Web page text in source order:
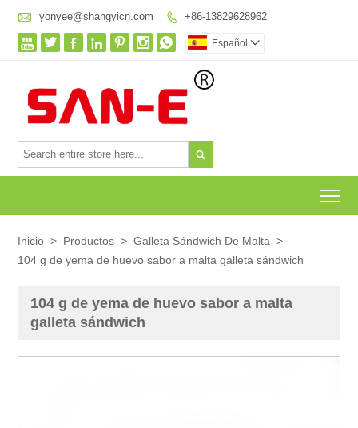
 yonyee@shangyicn.com  +86-13829628962
       Español 

Inicio > Productos > Galleta Sándwich De Malta >
104 g de yema de huevo sabor a malta galleta sándwich
104 g de yema de huevo sabor a malta
galleta sándwich